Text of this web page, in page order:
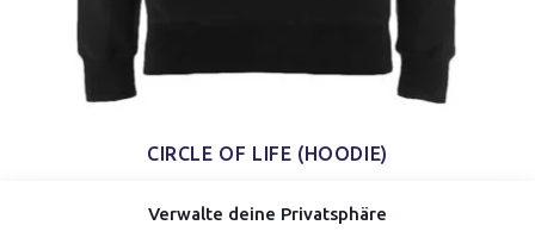
Verwalte deine Privatsphäre
CIRCLE OF LIFE (HOODIE)
Verdiene bis zu 70 Punkte.